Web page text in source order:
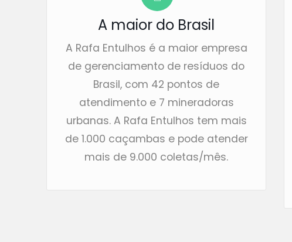
A maior do Brasil
A Rafa Entulhos é a maior empresa
de gerenciamento de resíduos do
Brasil, com 42 pontos de
atendimento e 7 mineradoras
urbanas. A Rafa Entulhos tem mais
de 1.000 caçambas e pode atender
mais de 9.000 coletas/mês.